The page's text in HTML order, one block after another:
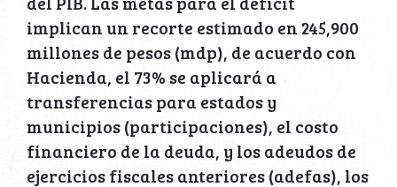
implican un recorte estimado en 245,900
millones de pesos (mdp), de acuerdo con
Hacienda, el 73% se aplicará a
transferencias para estados y
municipios (participaciones), el costo
financiero de la deuda, y los adeudos de
ejercicios fiscales anteriores (adefas), los